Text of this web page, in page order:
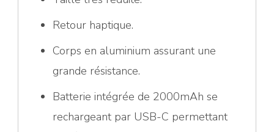
Retour haptique.
Corps en aluminium assurant une
grande résistance.
Batterie intégrée de 2000mAh se
rechargeant par USB-C permettant